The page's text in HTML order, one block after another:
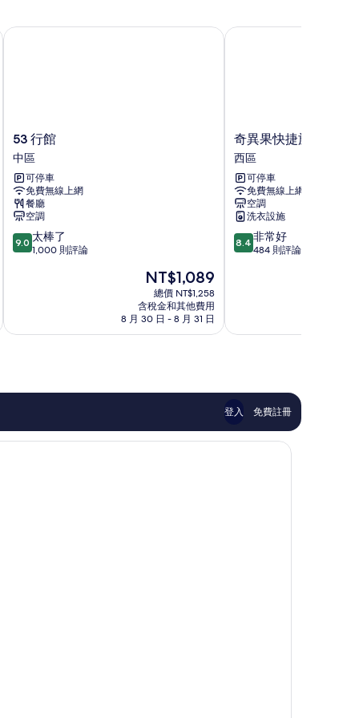
53
行
館
中
區
53 行館
中區
可停車
免費無線上網
餐廳
空調
9.0
分，
棒
評
9.0 太棒了
1,000 則評論
現
在
價
格
為
NT$1,089
總價 NT$1,258
含稅金和其他費用
8 月 30 日 - 8 月 31 日
53 行館
奇
異
果
快
捷
旅
店
-
台
西
奇異果快捷旅店 - 台
西區
可停車
免費無線上網
空調
洗衣設施
8.4
分，
常
評
論
8.4 非常好
484 則評論
奇異果快捷旅店 - 台中
登入 免費註冊